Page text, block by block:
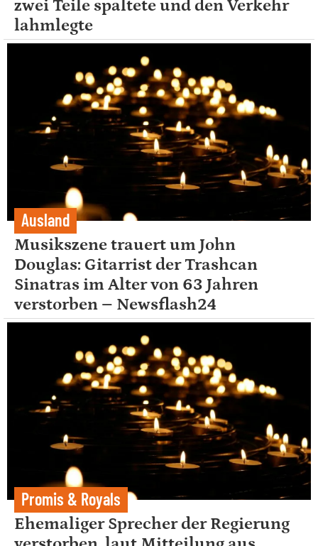
zwei Teile spaltete und den Verkehr
lahmlegte
Ausland
Musikszene trauert um John
Douglas: Gitarrist der Trashcan
Sinatras im Alter von 63 Jahren
verstorben – Newsflash24
Promis & Royals
Ehemaliger Sprecher der Regierung